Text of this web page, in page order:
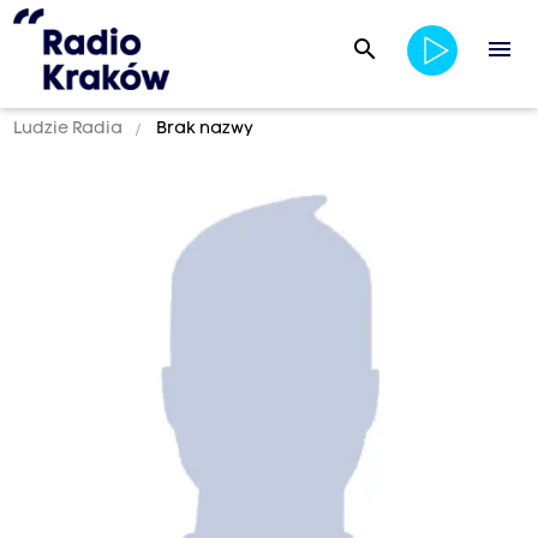
search menu
Ludzie Radia Brak nazwy